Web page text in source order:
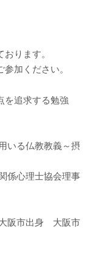
ります。
加ください。
を追求する勉強
いる仏教教義～摂
係心理士協会理事
市出身 大阪市